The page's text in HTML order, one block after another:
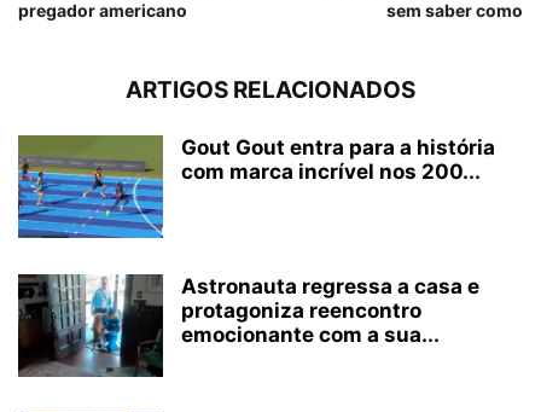
pregador americano
sem saber como
ARTIGOS RELACIONADOS
Gout Gout entra para a história
com marca incrível nos 200...
Astronauta regressa a casa e
protagoniza reencontro
emocionante com a sua...